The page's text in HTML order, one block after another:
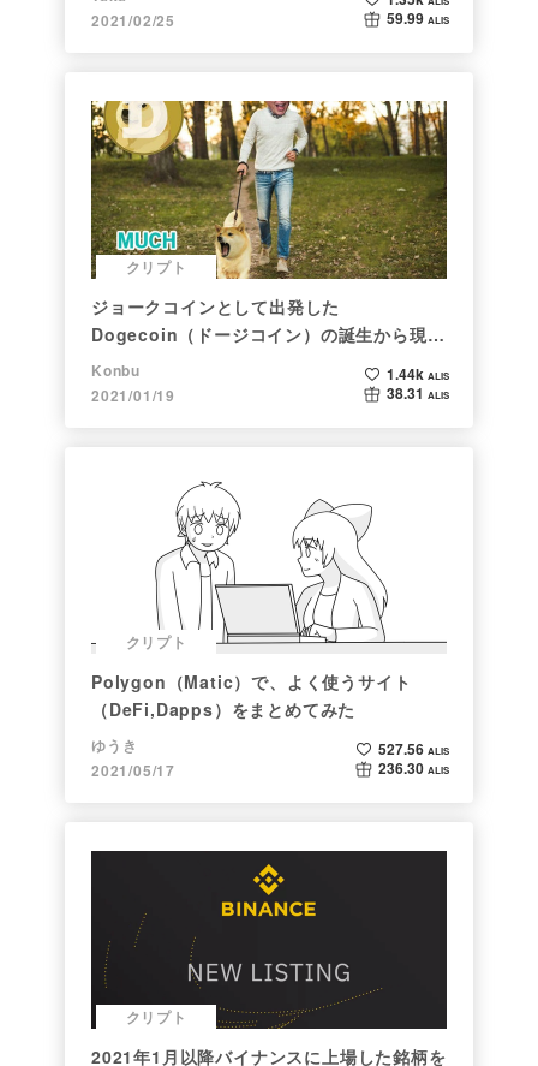
2021/02/25
59.99 ALIS
クリプト
ジョークコインとして出発した
Dogecoin（ドージコイン）の誕生から現在
まで。注目される非証券性🐶
Konbu
2021/01/19
1.44k ALIS
38.31 ALIS
クリプト
Polygon（Matic）で、よく使うサイト
（DeFi,Dapps）をまとめてみた
ゆうき
2021/05/17
527.56 ALIS
236.30 ALIS
クリプト
2021年1月以降バイナンスに上場した銘柄を